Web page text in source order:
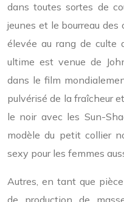
dans toutes sortes de
jeunes et le bourreau des
élevée au rang de culte
ultime est venue de
dans le film
pulvérisé de la fraîcheur
le noir avec les Sun-
modèle du petit collier
sexy pour les femmes
Autres, en tant que
de production de